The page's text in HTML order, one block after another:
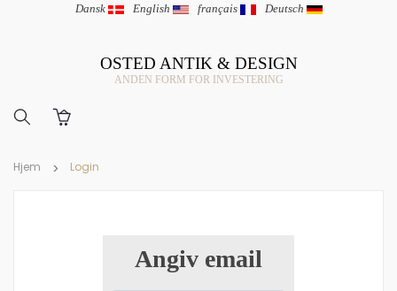
Dansk | English | français | Deutsch
OSTED ANTIK & DESIGN
ANDEN FORM FOR INVESTERING
Hjem Login
Angiv email